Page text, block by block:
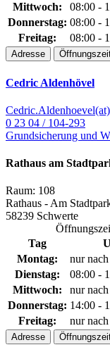
Mittwoch:
08:00 -
Donnerstag: 08:00 -
Freitag:
08:00 -
Adresse
Cedric Aldenhövel
0 23 04 / 104-293
Grundsicherung und
Rathaus am
Raum: 108
Rathaus - Am
58239 Schwerte
Tag
Montag:
nur
Dienstag:
08:00 -
Mittwoch:
nur
Donnerstag: 14:00 -
Freitag:
nur
Adresse